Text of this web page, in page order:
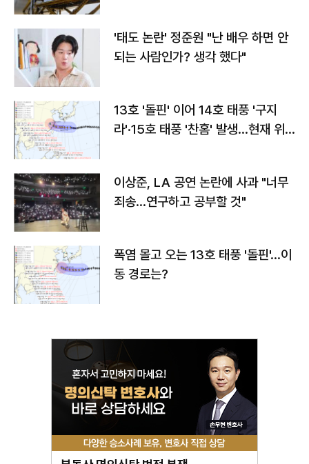
'태도 논란' 정준원 "난 배우 하면 안
되는 사람인가? 생각 했다"
13호 '돌핀' 이어 14호 태풍 '구지
라'·15호 태풍 '찬홈' 발생…현재 위
이상준, LA 공연 논란에 사과 "너무
죄송…연구하고 공부할 것"
폭염 몰고 오는 13호 태풍 '돌핀'…이
동 경로는?